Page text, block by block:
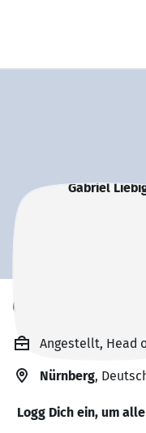
Gabriel Liebig
Angestellt, Head
Nürnberg,
Logg Dich ein, um